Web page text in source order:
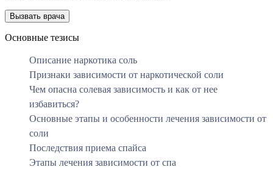
Вызвать врача
Основные тезисы
Описание наркотика соль
Признаки зависимости от наркотической соли
Чем опасна солевая зависимость и как от нее
избавиться?
Основные этапы и особенности лечения зависимости от
соли
Последствия приема спайса
Этапы лечения зависимости от спа